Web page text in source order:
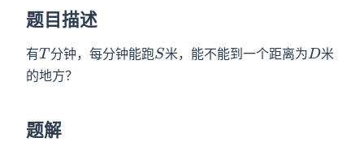
题目描述
有T
T 分钟，每分钟能跑S
S米，能不能到一个距离为 D
D米
的地方？
题解